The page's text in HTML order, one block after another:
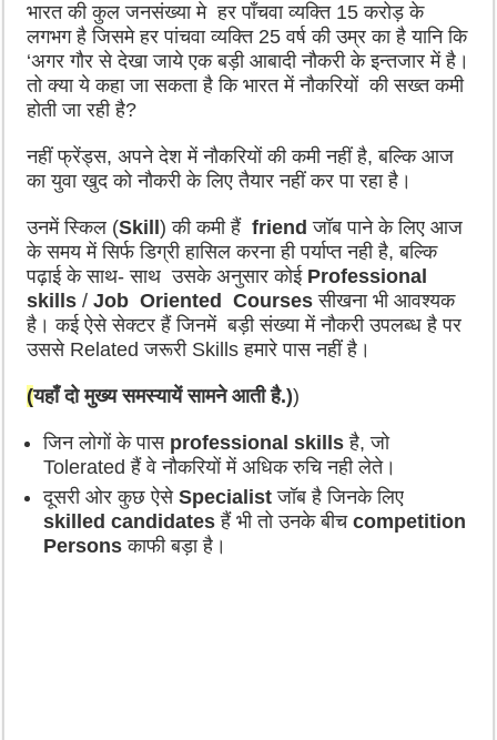
भारत की कुल जनसंख्या मे हर पाँचवा व्यक्ति 15 करोड़ के
लगभग है जिसमे हर पांचवा व्यक्ति 25 वर्ष की उम्र का है यानि कि
‘अगर गौर से देखा जाये एक बड़ी आबादी नौकरी के इन्तजार में है।
तो क्या ये कहा जा सकता है कि भारत में नौकरियों की सख्त कमी
होती जा रही है?
नहीं फ्रेंड्स, अपने देश में नौकरियों की कमी नहीं है, बल्कि आज
का युवा खुद को नौकरी के लिए तैयार नहीं कर पा रहा है।
उनमें स्किल (Skill) की कमी हैंfriend जॉब पाने के लिए आज
के समय में सिर्फ डिग्री हासिल करना ही पर्याप्त नही है, बल्कि
पढ़ाई के साथ- साथ उसके अनुसार कोई Professional
skills /Job Oriented Courses सीखना भी आवश्यक
है। कई ऐसे सेक्टर हैं जिनमें बड़ी संख्या में नौकरी उपलब्ध है पर
उससे Related जरूरी Skills हमारे पास नहीं है।
(यहाँ दो मुख्य समस्यायें सामने आती है.))
जिन लोगों के पासprofessional skills है, जो
Tolerated हैं वे नौकरियों में अधिक रुचि नही लेते।
दूसरी ओर कुछ ऐसेSpecialist जॉब है जिनके लिए
skilled candidates हैं भी तो उनके बीचcompetition
Persons काफी बड़ा है।